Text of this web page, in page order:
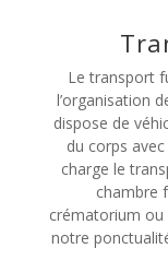
Le transport
l’organisation
dispose de
du corps
charge le
chambre
crématorium ou
notre